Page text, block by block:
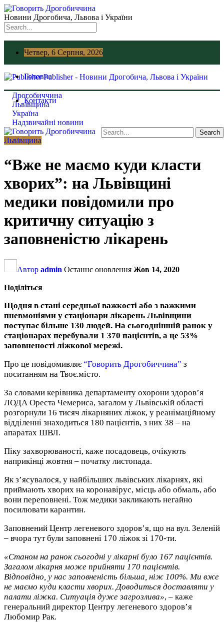
Новини Дрогобича, Львова і України
Четвер, 6 Серпня, 2026
Головна
Контакти
Publisher - Новини Дрогобича, Львова і України
Дрогобиччина
Львівщина
Україна
Надзвичайні новини
Львівщина
“Вже не маємо куди класти
хворих”: на Львівщині
медики повідомили про
критичну ситуацію з
заповненістю лікарень
Автор admin Останнє оновлення Жов 14, 2020
Поділіться
Щодня в стані середньої важкості або з важкими
пневмоніями у стаціонари лікарень Львівщини
поступає більше 130 людей. На сьогоднішній ранок у
стаціонарах перебували 1 370 пацієнтів, а це 53%
заповненості ліжкової мережі.
Про це повідомивляє “Говорить Дрогобиччина” з
поситанням на Твоє.місто.
За словами керівника департаменту охорони здоров’я
ЛОДА Ореста Чемериса, загалом у Львівській області
розгорнули 16 тисяч лікарняних ліжок, у реанімаційному
відділенні знаходиться 180 пацієнтів, з них 38 – на
апаратах ШВЛ.
Піку захворюваності, каже посадовець, очікують
наприкінці жовтня – початку листопада.
Як з’ясувалося, у найбільших львівських лікарнях, які
приймають хворих на коронавірус, місць або обмаль, або
вони переповнені. Тож медики закликають негайно
посилювати карантин.
Заповнений Центр легеневого здоров’я, що на вул. Зеленій
– вчора тут були заповнені 170 ліжок зі 170-ти.
«Станом на ранок сьогодні у лікарні було 167 пацієнтів.
Загалом лікарня може прийняти 170 пацієнтів.
Відповідно, у нас заповненість більша, ніж 100%. Ми вже
не маємо куди класти хворих. Доводиться доставляти у
палати ліжка. Ситуація дуже загрозлива», – каже
генеральний директор Центру легеневого здоров’я
Любомир Рак.